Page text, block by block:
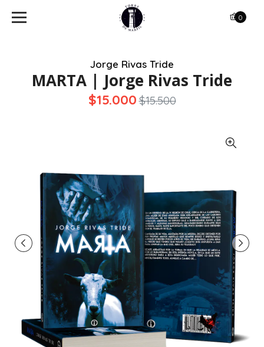
0
Jorge Rivas Tride
MARTA | Jorge Rivas Tride
$15.000$15.500